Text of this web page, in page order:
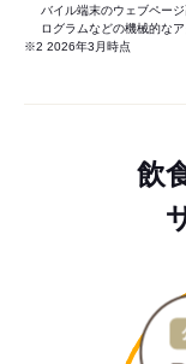
バイル端末のウェブペー
ログラムなどの機械的な
※2 2026年3月時点
飲